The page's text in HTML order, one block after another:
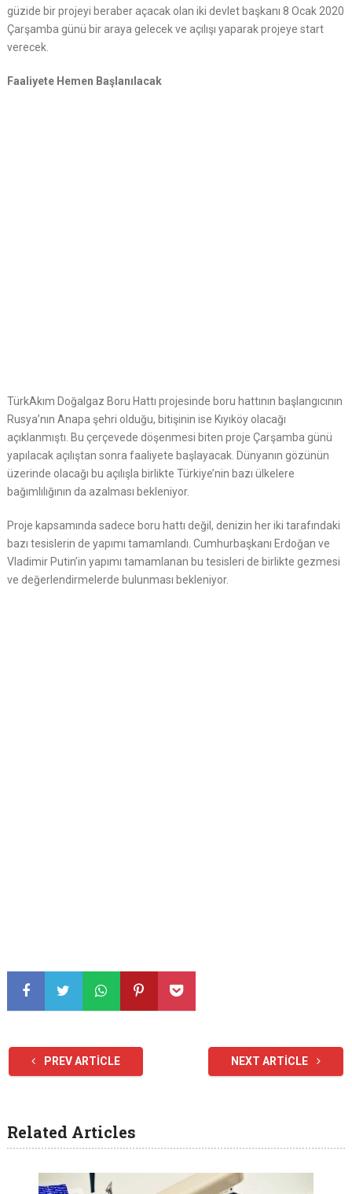
güzide bir projeyi beraber açacak olan iki devlet başkanı 8 Ocak 2020
Çarşamba günü bir araya gelecek ve açılışı yaparak projeye start
verecek.
Faaliyete Hemen Başlanılacak
TürkAkım Doğalgaz Boru Hattı projesinde boru hattının başlangıcının
Rusya’nın Anapa şehri olduğu, bitişinin ise Kıyıköy olacağı
açıklanmıştı. Bu çerçevede döşenmesi biten proje Çarşamba günü
yapılacak açılıştan sonra faaliyete başlayacak. Dünyanın gözünün
üzerinde olacağı bu açılışla birlikte Türkiye’nin bazı ülkelere
bağımlılığının da azalması bekleniyor.
Proje kapsamında sadece boru hattı değil, denizin her iki tarafındaki
bazı tesislerin de yapımı tamamlandı. Cumhurbaşkanı Erdoğan ve
Vladimir Putin’in yapımı tamamlanan bu tesisleri de birlikte gezmesi
ve değerlendirmelerde bulunması bekleniyor.
PREV ARTICLE NEXT ARTICLE
Related Articles